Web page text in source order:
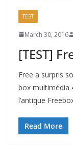
TEST
March 30, 2016
[TEST]
Free a surpris
box multimédia
l’antique
Read More